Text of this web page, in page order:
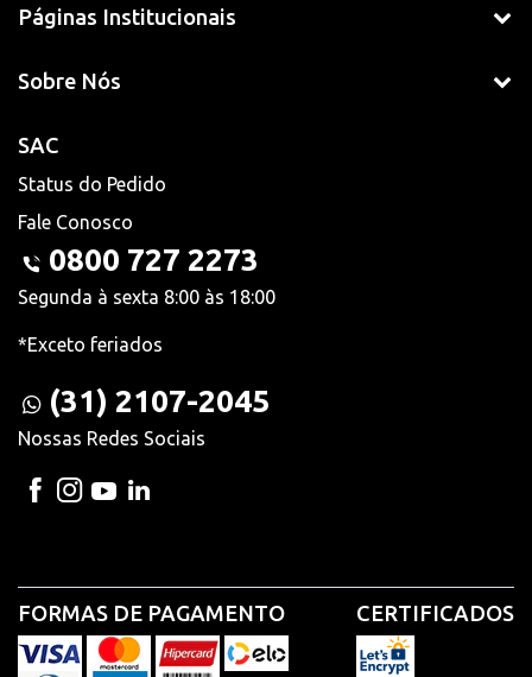
Páginas Institucionais
Sobre Nós
SAC
Status do Pedido
Fale Conosco
0800 727 2273
Segunda à sexta 8:00 às 18:00
*Exceto feriados
(31) 2107-2045
Nossas Redes Sociais
FORMAS DE PAGAMENTO CERTIFICADOS